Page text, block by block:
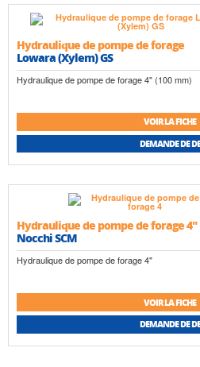
Hydraulique de pompe de forage
Lowara (Xylem) GS
Hydraulique de pompe de forage 4" (100 mm)
VOIR LA FICHE
DEMANDE DE
Hydraulique de pompe de forage 4"
Nocchi SCM
Hydraulique de pompe de forage 4"
VOIR LA FICHE
DEMANDE DE